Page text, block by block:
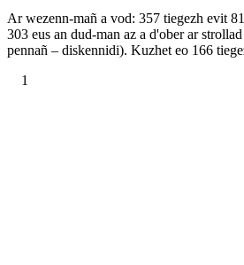
Ar wezenn-mañ a vod: 357 tiegezh evit
303 eus an dud-man az a d'ober ar
pennañ – diskennidi). Kuzhet eo 166
1